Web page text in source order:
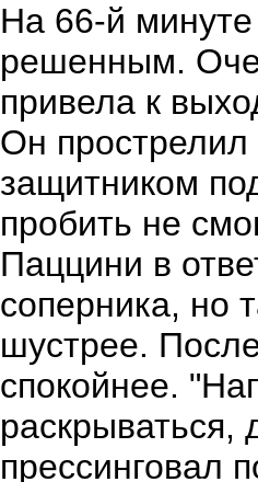
На 66-й
решенным.
привела к
Он прострелил
защитником
пробить не
Паццини в
соперника, но
шустрее.
спокойнее.
раскрываться,
прессинговал